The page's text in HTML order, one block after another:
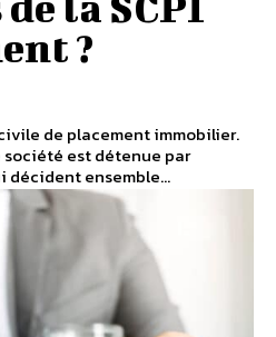
?
de placement immobilier.
est détenue par
décident ensemble...